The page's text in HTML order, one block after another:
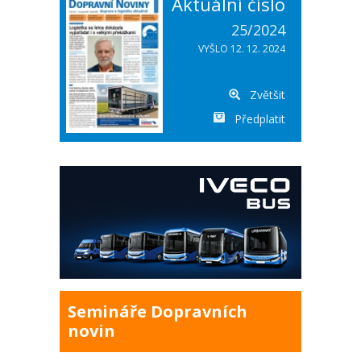
25/2024
VYŠLO 12. 12. 2024
Zvětšit
Předplatit
Semináře Dopravních
novin